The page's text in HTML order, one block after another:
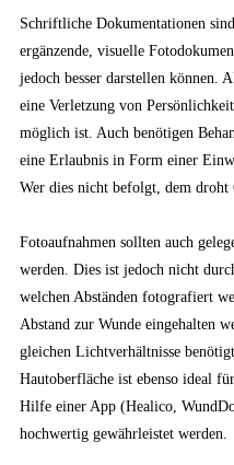
Schriftliche Dokumentationen
ergänzende, visuelle
jedoch besser darstellen können.
eine Verletzung von
möglich ist. Auch benötigen
eine Erlaubnis in Form einer
Wer dies nicht befolgt, dem droht
Fotoaufnahmen sollten auch
werden. Dies ist jedoch nicht
welchen Abständen fotografiert
Abstand zur Wunde eingehalten
gleichen Lichtverhältnisse
Hautoberfläche ist ebenso ideal
Hilfe einer App (Healico,
hochwertig gewährleistet werden.